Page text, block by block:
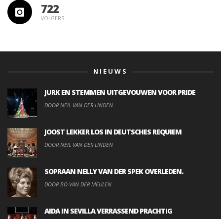
722
VOLGERS
NIEUWS
JURK EN STEMMEN UITGEVOUWEN VOOR PRIDE
DOOR NEIL VAN DER LINDEN
JOOST LEKKER LOS IN DEUTSCHES REQUIEM
DOOR NEIL VAN DER LINDEN
SOPRAAN NELLY VAN DER SPEK OVERLEDEN.
DOOR BO VAN DER MEULEN
AIDA IN SEVILLA VERRASSEND PRACHTIG